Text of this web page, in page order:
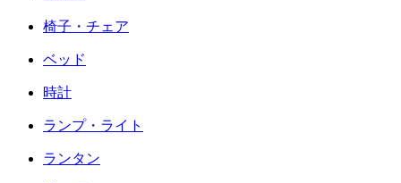
椅子・チェア
ベッド
時計
ランプ・ライト
ランタン